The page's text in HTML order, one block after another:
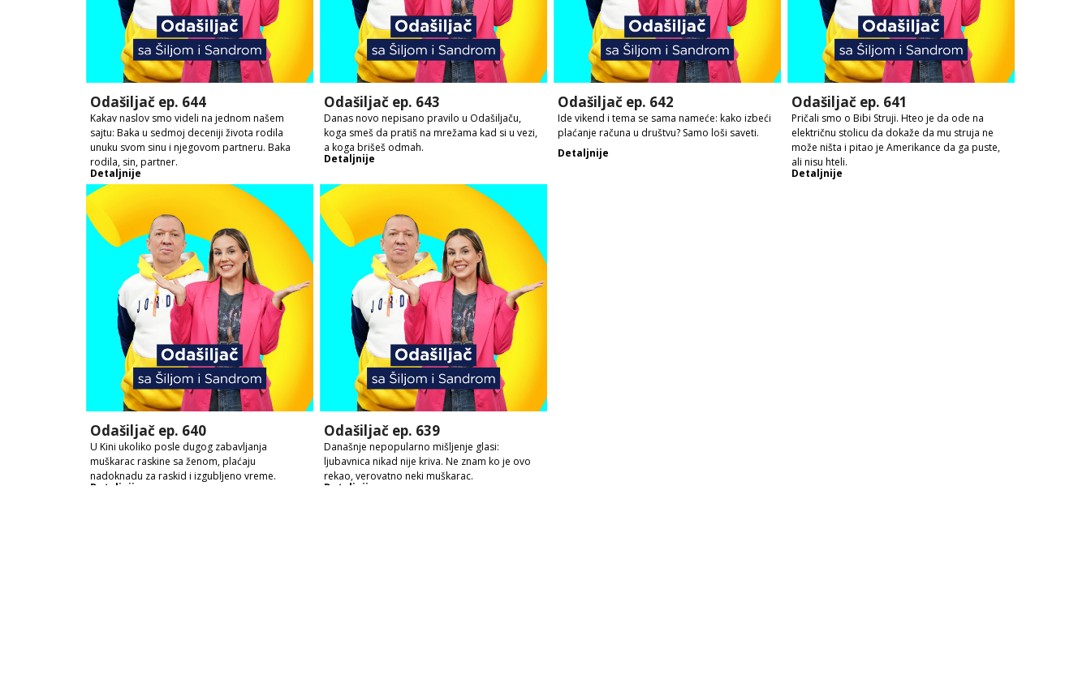
Odašiljač ep. 644
Kakav naslov smo videli na jednom našem
sajtu: Baka u sedmoj deceniji života rodila
unuku svom sinu i njegovom partneru. Baka
rodila, sin, partner.
Detaljnije
Odašiljač ep. 643
Danas novo nepisano pravilo u Odašiljaču,
koga smeš da pratiš na mrežama kad si u vezi,
a koga brišeš odmah.
Detaljnije
Odašiljač ep. 642
Ide vikend i tema se sama nameće: kako izbeći
plaćanje računa u društvu? Samo loši saveti.
Detaljnije
Odašiljač ep. 641
Pričali smo o Bibi Struji. Hteo je da ode na
električnu stolicu da dokaže da mu struja ne
može ništa i pitao je Amerikance da ga puste,
ali nisu hteli.
Detaljnije
Odašiljač ep. 640
U Kini ukoliko posle dugog zabavljanja
muškarac raskine sa ženom, plaćaju
nadoknadu za raskid i izgubljeno vreme.
Detaljnije
Odašiljač ep. 639
Današnje nepopularno mišljenje glasi:
ljubavnica nikad nije kriva. Ne znam ko je ovo
rekao, verovatno neki muškarac.
Detaljnije